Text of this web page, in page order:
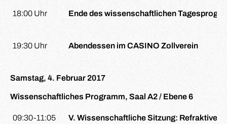
18:00 Uhr Ende des wissenschaftlichen
19:30 Uhr Abendessen im CASINO Zollverein
Samstag, 4. Februar 2017
Wissenschaftliches Programm, Saal A2 / Ebene 6
09:30-11:05
V. Wissenschaftliche Sitzung: Refraktive